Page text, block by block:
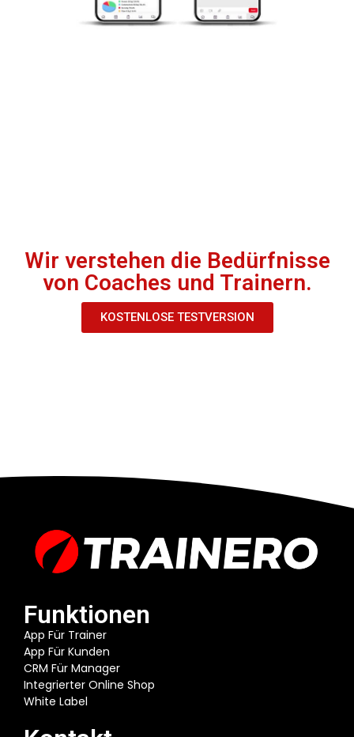
Wir verstehen die Bedürfnisse
von Coaches und Trainern.
KOSTENLOSE TESTVERSION
Funktionen
App Für Trainer
App Für Kunden
CRM Für Manager
Integrierter Online Shop
White Label